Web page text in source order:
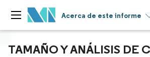
Acerca de este informe
TAMAÑO Y ANÁLISIS DE